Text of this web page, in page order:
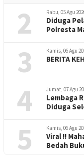
2 Rabu, 05 Agu
Diduga
Polresta
3 Kamis, 06 Agu
BERITA
4 Jumat, 07 Agu
Lembaga
Diduga
5 Kamis, 06 Agu
Viral !!
Bedah